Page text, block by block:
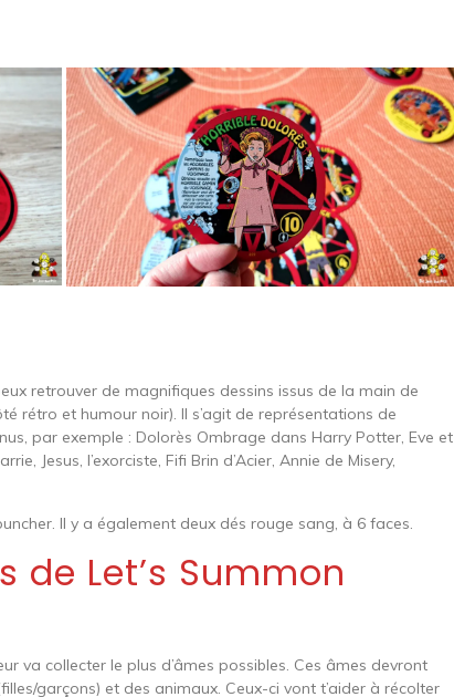
retrouver de magnifiques dessins issus de la main de
rétro et humour noir). Il s’agit de représentations de
par exemple : Dolorès Ombrage dans Harry Potter, Eve et
Jesus, l’exorciste, Fifi Brin d’Acier, Annie de Misery,
Il y a également deux dés rouge sang, à 6 faces.
de Let’s Summon
va collecter le plus d’âmes possibles. Ces âmes devront
garçons) et des animaux. Ceux-ci vont t’aider à récolter